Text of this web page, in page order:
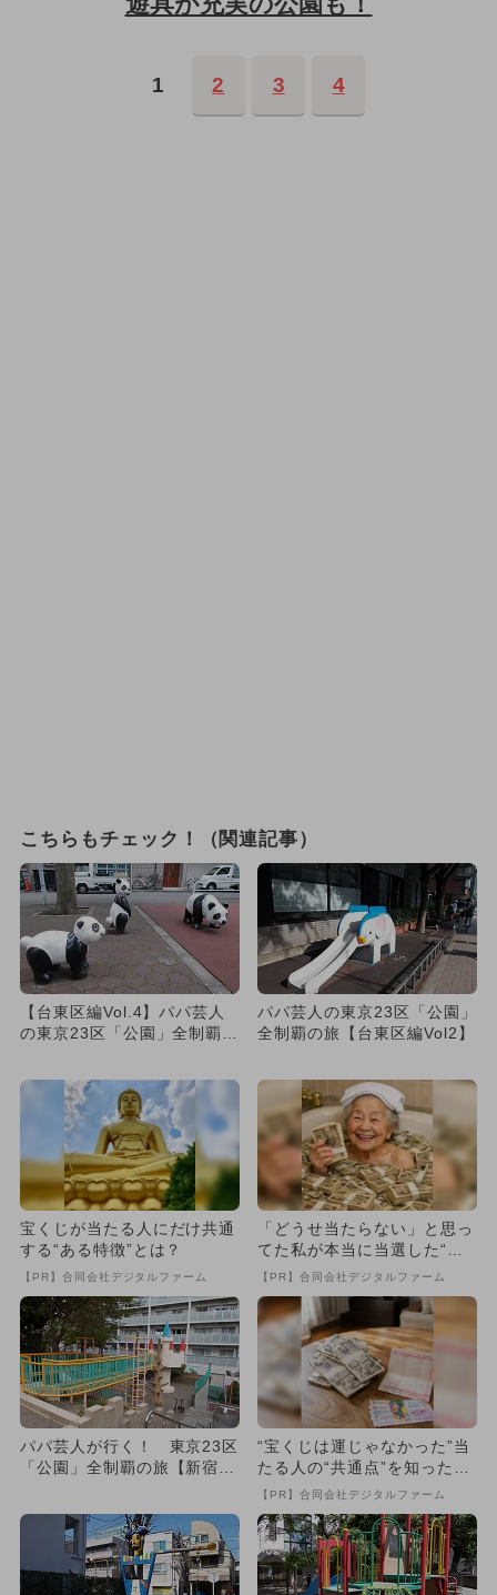
1 2 3 4
こちらもチェック！（関連記事）
【台東区編Vol.4】パパ芸人
の東京23区「公園」全制覇の
パパ芸人の東京23区「公園」
全制覇の旅【台東区編Vol2】
宝くじが当たる人にだけ共通
する“ある特徴”とは？
【PR】合同会社デジタルファーム
「どうせ当たらない」と思っ
てた私が本当に当選した“買
い方”がこれ
【PR】合同会社デジタルファーム
パパ芸人が行く！ 東京23区
「公園」全制覇の旅【新宿区
“宝くじは運じゃなかった”当
たる人の“共通点”を知っただ
け
【PR】合同会社デジタルファーム